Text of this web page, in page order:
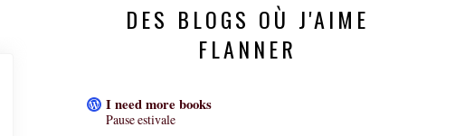
DES BLOGS OÙ J'AIME
FLANNER
I need more books
Pause estivale